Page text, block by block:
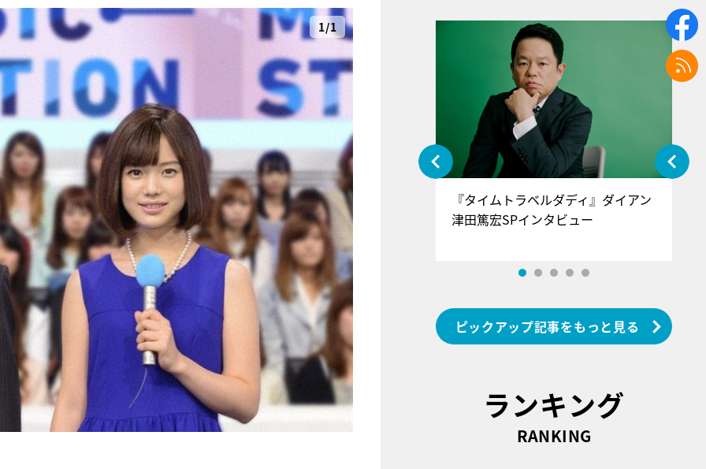
1/1
『アイ＝ラブ！げーみんぐ』＝LOV
E齋藤樹愛羅＆佐々木舞香SPインタ
ビュー
『タイムトラベルダディ』ダイアン
津田篤宏SPインタビュー
ピックアップ記事をもっと見る
ランキング
RANKING